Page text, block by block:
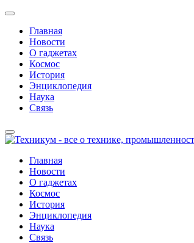
Главная
Новости
О гаджетах
Космос
История
Энциклопедия
Наука
Связь
Главная
Новости
О гаджетах
Космос
История
Энциклопедия
Наука
Связь